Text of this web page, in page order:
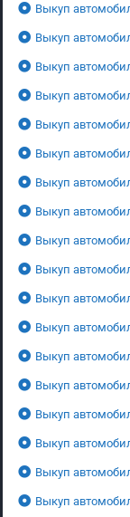
Выкуп
Выкуп
Выкуп
Выкуп
Выкуп
Выкуп
Выкуп
Выкуп
Выкуп
Выкуп
Выкуп
Выкуп
Выкуп
Выкуп
Выкуп
Выкуп
Выкуп
Выкуп